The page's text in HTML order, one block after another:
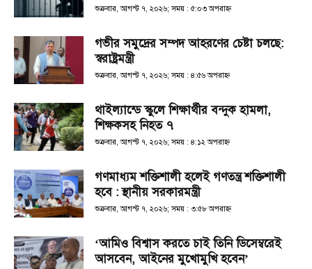
শুক্রবার, আগস্ট ৭, ২০২৬; সময় : ৫:০৩ অপরাহ্ণ
গভীর সমুদ্রের সম্পদ আহরণের চেষ্টা চলছে:
স্বরাষ্ট্রমন্ত্রী
শুক্রবার, আগস্ট ৭, ২০২৬; সময় : ৪:৫৬ অপরাহ্ণ
থাইল্যান্ডে স্কুলে শিক্ষার্থীর বন্দুক হামলা,
শিক্ষকসহ নিহত ৭
শুক্রবার, আগস্ট ৭, ২০২৬; সময় : ৪:১২ অপরাহ্ণ
গণমাধ্যম শক্তিশালী হলেই গণতন্ত্র শক্তিশালী
হবে : স্থানীয় সরকারমন্ত্রী
শুক্রবার, আগস্ট ৭, ২০২৬; সময় : ৩:৫৮ অপরাহ্ণ
‘আমিও বিশ্বাস করতে চাই তিনি ডিসেম্বরেই
আসবেন, আইনের মুখোমুখি হবেন’